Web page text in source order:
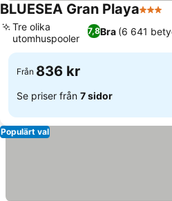
BLUESEA Gran Playa3
7,8Bra (6 641
Tre olika
utomhuspooler
Från 836 kr
Se priser från 7 sidor
Populärt val